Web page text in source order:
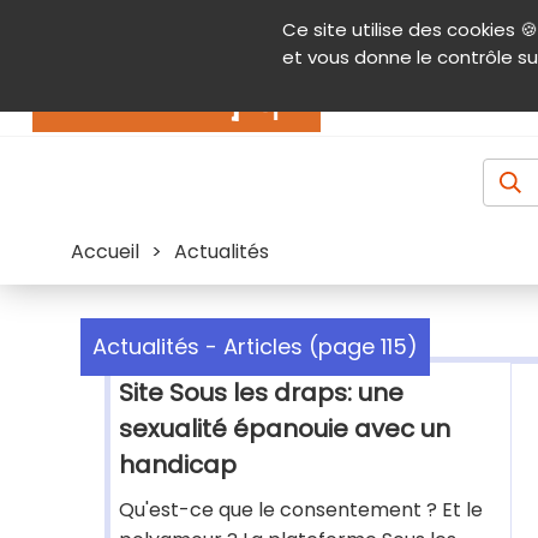
Ce site utilise des cookies 🍪
et vous donne le contrôle
Contenu Aide et accessibilité Menu
Accueil > Actualités
Actualités - Articles (page 115)
Site Sous les draps: une
sexualité épanouie avec un
handicap
Qu'est-ce que le consentement ? Et le